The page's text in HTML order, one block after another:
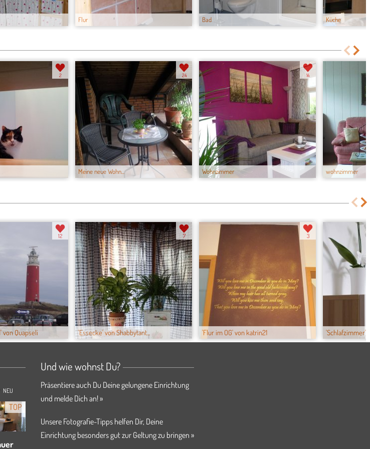
Flur Bad Küche
2
Meine neue Wohn...
24
Wohnzimmer
14
wohnzimmer
von Quapseli
12
'Essecke' von Shabbytant...
7
'Flur im OG' von katrin21
3
'Schlafzimmer'
NEU
TOP
Und wie wohnst Du?
Präsentiere auch Du Deine gelungene Einrichtung
und melde Dich an! »
Unsere Fotografie-Tipps helfen Dir, Deine
Einrichtung besonders gut zur Geltung zu bringen »